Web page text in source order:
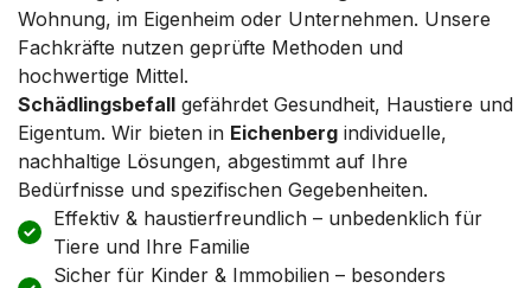
Wohnung, im Eigenheim oder Unternehmen. Unsere
Fachkräfte nutzen geprüfte Methoden und
hochwertige Mittel.
Schädlingsbefall gefährdet Gesundheit, Haustiere und
Eigentum. Wir bieten in Eichenberg individuelle,
nachhaltige Lösungen, abgestimmt auf Ihre
Bedürfnisse und spezifischen Gegebenheiten.
Effektiv & haustierfreundlich – unbedenklich für
Tiere und Ihre Familie
Sicher für Kinder & Immobilien – besonders